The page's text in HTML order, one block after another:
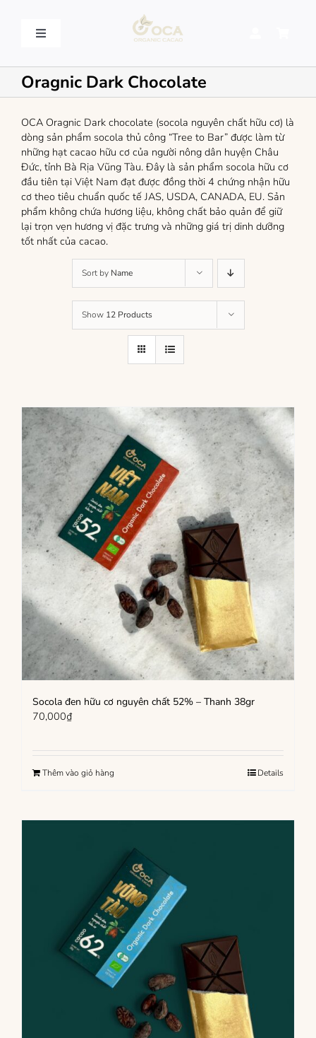
Toggle
VỀ OCA – OCA STORY
QUY TRÌNH SẢN XUẤT – PROCESSING
SẢN PHẨM – PRODUCT
LIÊN HỆ – CONTACT US
Oragnic Dark Chocolate
OCA Oragnic Dark chocolate (socola nguyên chất hữu cơ) là
dòng sản phẩm socola thủ công “Tree to Bar” được làm từ
những hạt cacao hữu cơ của người nông dân huyện Châu
Đức, tỉnh Bà Rịa Vũng Tàu. Đây là sản phẩm socola hữu cơ
đầu tiên tại Việt Nam đạt được đồng thời 4 chứng nhận hữu
cơ theo tiêu chuẩn quốc tế JAS, USDA, CANADA, EU. Sản
phẩm không chứa hương liệu, không chất bảo quản để giữ
lại trọn vẹn hương vị đặc trưng và những giá trị dinh dưỡng
tốt nhất của cacao.
Sort by Name
Show 12 Products
Socola đen hữu cơ nguyên chất 52% – Thanh 38gr
70,000₫
Thêm vào giỏ hàng Details